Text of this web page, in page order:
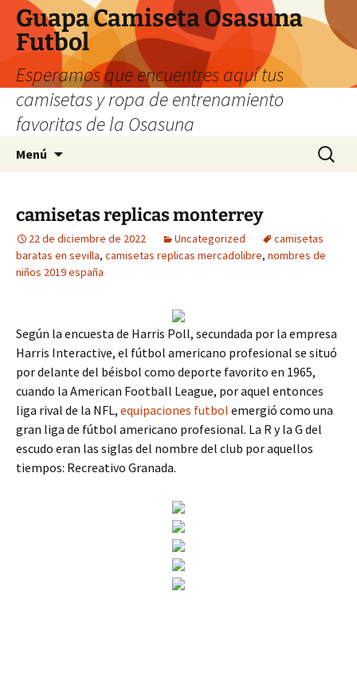
Guapa Camiseta Osasuna
Futbol
Esperamos que encuentres aquí tus
camisetas y ropa de entrenamiento
favoritas de la Osasuna
Menú Buscar:
camisetas replicas monterrey
22 de diciembre de 2022 Uncategorized
camisetas
baratas en sevilla, camisetas replicas mercadolibre, nombres de
niños 2019 españa
Según la encuesta de Harris Poll, secundada por la empresa
Harris Interactive, el fútbol americano profesional se situó
por delante del béisbol como deporte favorito en 1965,
cuando la American Football League, por aquel entonces
liga rival de la NFL, equipaciones futbol emergió como una
gran liga de fútbol americano profesional. La R y la G del
escudo eran las siglas del nombre del club por aquellos
tiempos: Recreativo Granada.